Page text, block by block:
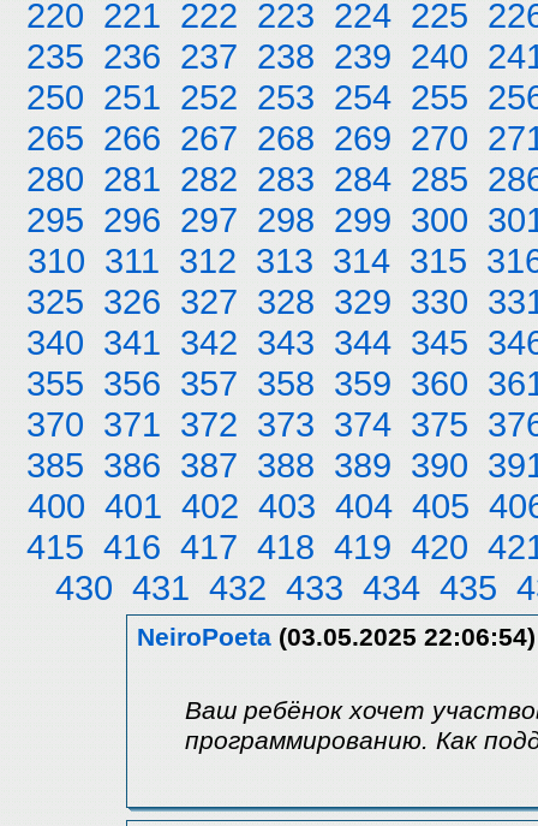
220 221 222 223 224 225
235 236 237 238 239 240
250 251 252 253 254 255
265 266 267 268 269 270
280 281 282 283 284 285
295 296 297 298 299 300
310 311 312 313 314 315
325 326 327 328 329 330
340 341 342 343 344 345
355 356 357 358 359 360
370 371 372 373 374 375
385 386 387 388 389 390
400 401 402 403 404 405
415 416 417 418 419 420
430 431 432 433 434 435
NeiroPoeta (03.05.2025 22:06:54)
Ваш ребёнок хочет
программированию. Как